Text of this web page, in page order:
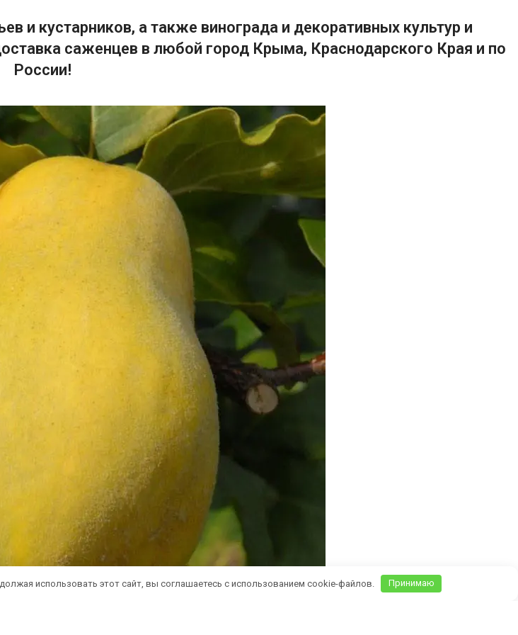
и кустарников, а также винограда и декоративных культур и
саженцев в любой город Крыма, Краснодарского Края и по
России!
использовать этот сайт, вы соглашаетесь с использованием cookie-файлов. Принимаю